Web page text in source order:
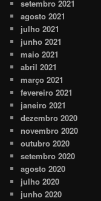
setembro 2021
agosto 2021
julho 2021
junho 2021
maio 2021
abril 2021
março 2021
fevereiro 2021
janeiro 2021
dezembro 2020
novembro 2020
outubro 2020
setembro 2020
agosto 2020
julho 2020
junho 2020